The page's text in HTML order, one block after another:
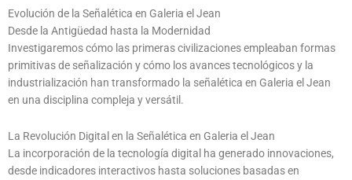
Evolución de la Señalética en Galeria el Jean
Desde la Antigüedad hasta la Modernidad
Investigaremos cómo las primeras civilizaciones empleaban formas
primitivas de señalización y cómo los avances tecnológicos y la
industrialización han transformado la señalética en Galeria el Jean
en una disciplina compleja y versátil.
La Revolución Digital en la Señalética en Galeria el Jean
La incorporación de la tecnología digital ha generado innovaciones,
desde indicadores interactivos hasta soluciones basadas en